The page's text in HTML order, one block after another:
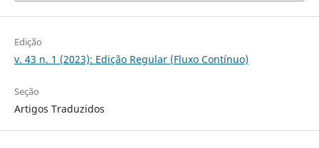
Edição
v. 43 n. 1 (2023): Edição Regular (Fluxo Contínuo)
Seção
Artigos Traduzidos